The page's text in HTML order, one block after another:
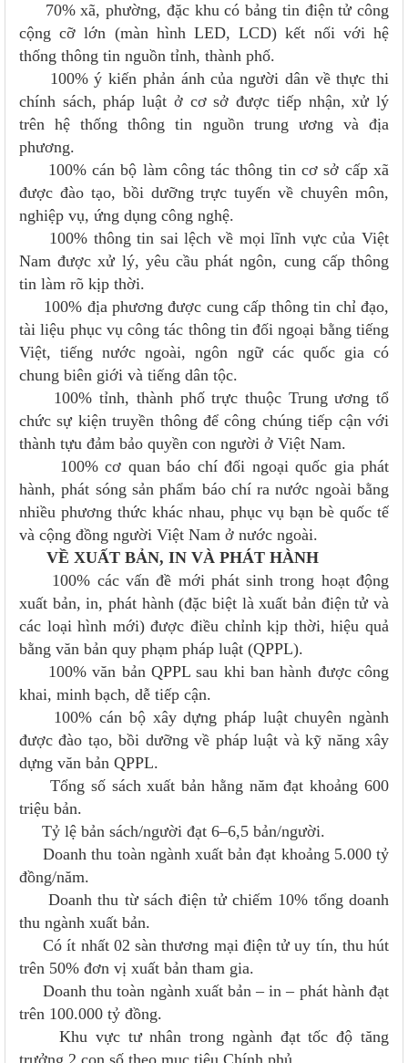
70% xã, phường, đặc khu có bảng tin điện tử công
cộng cỡ lớn (màn hình LED, LCD) kết nối với hệ
thống thông tin nguồn tỉnh, thành phố.
100% ý kiến phản ánh của người dân về thực thi
chính sách, pháp luật ở cơ sở được tiếp nhận, xử lý
trên hệ thống thông tin nguồn trung ương và địa
phương.
100% cán bộ làm công tác thông tin cơ sở cấp xã
được đào tạo, bồi dưỡng trực tuyến về chuyên môn,
nghiệp vụ, ứng dụng công nghệ.
100% thông tin sai lệch về mọi lĩnh vực của Việt
Nam được xử lý, yêu cầu phát ngôn, cung cấp thông
tin làm rõ kịp thời.
100% địa phương được cung cấp thông tin chỉ đạo,
tài liệu phục vụ công tác thông tin đối ngoại bằng tiếng
Việt, tiếng nước ngoài, ngôn ngữ các quốc gia có
chung biên giới và tiếng dân tộc.
100% tỉnh, thành phố trực thuộc Trung ương tổ
chức sự kiện truyền thông để công chúng tiếp cận với
thành tựu đảm bảo quyền con người ở Việt Nam.
100% cơ quan báo chí đối ngoại quốc gia phát
hành, phát sóng sản phẩm báo chí ra nước ngoài bằng
nhiều phương thức khác nhau, phục vụ bạn bè quốc tế
và cộng đồng người Việt Nam ở nước ngoài.
VỀ XUẤT BẢN, IN VÀ PHÁT HÀNH
100% các vấn đề mới phát sinh trong hoạt động
xuất bản, in, phát hành (đặc biệt là xuất bản điện tử và
các loại hình mới) được điều chỉnh kịp thời, hiệu quả
bằng văn bản quy phạm pháp luật (QPPL).
100% văn bản QPPL sau khi ban hành được công
khai, minh bạch, dễ tiếp cận.
100% cán bộ xây dựng pháp luật chuyên ngành
được đào tạo, bồi dưỡng về pháp luật và kỹ năng xây
dựng văn bản QPPL.
Tổng số sách xuất bản hằng năm đạt khoảng 600
triệu bản.
Tỷ lệ bản sách/người đạt 6–6,5 bản/người.
Doanh thu toàn ngành xuất bản đạt khoảng 5.000 tỷ
đồng/năm.
Doanh thu từ sách điện tử chiếm 10% tổng doanh
thu ngành xuất bản.
Có ít nhất 02 sàn thương mại điện tử uy tín, thu hút
trên 50% đơn vị xuất bản tham gia.
Doanh thu toàn ngành xuất bản – in – phát hành đạt
trên 100.000 tỷ đồng.
Khu vực tư nhân trong ngành đạt tốc độ tăng